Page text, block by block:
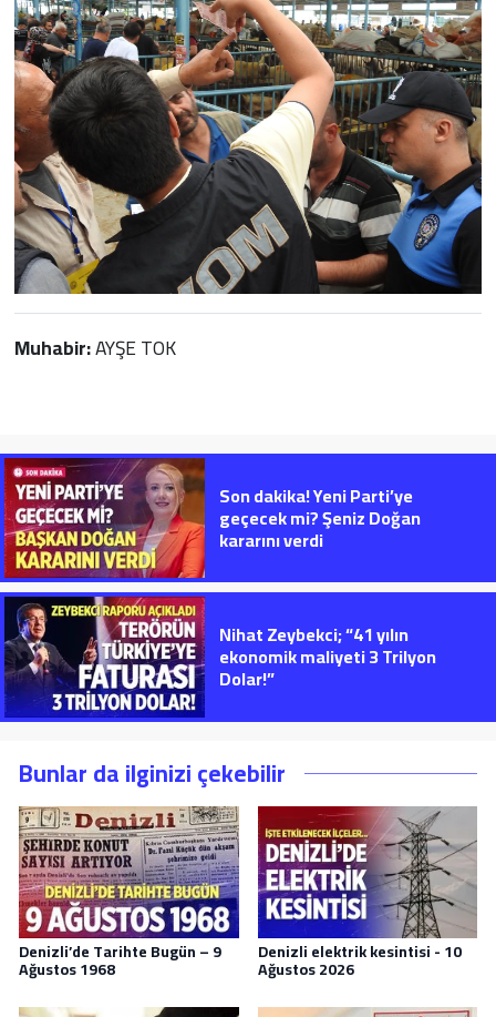
Muhabir:AYŞE TOK
Son dakika! Yeni Parti’ye
geçecek mi? Şeniz Doğan
kararını verdi
Nihat Zeybekci; “41 yılın
ekonomik maliyeti 3 Trilyon
Dolar!”
Bunlar da ilginizi çekebilir
Denizli’de Tarihte Bugün – 9
Ağustos 1968
Denizli elektrik kesintisi - 10
Ağustos 2026